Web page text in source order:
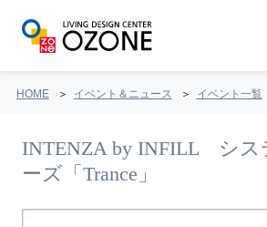
HOME イベント＆ニュース イベント一覧
INTENZA by INFILL シス
ーズ「Trance」